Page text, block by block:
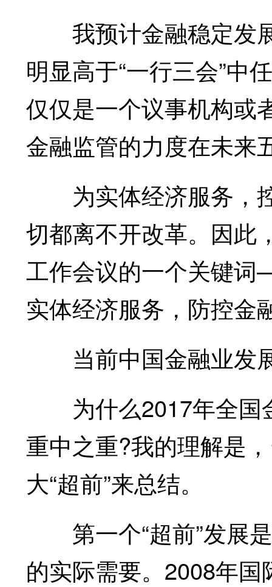
我预计金融稳定发
明显高于“一行三会”中
仅仅是一个议事机构或
金融监管的力度在未来
为实体经济服务，
切都离不开改革。因此
工作会议的一个关键
实体经济服务，防控金
当前中国金融业发展
为什么2017年全国
重中之重?我的理解是
大“超前”来总结。
第一个“超前”发展是
的实际需要。2008年